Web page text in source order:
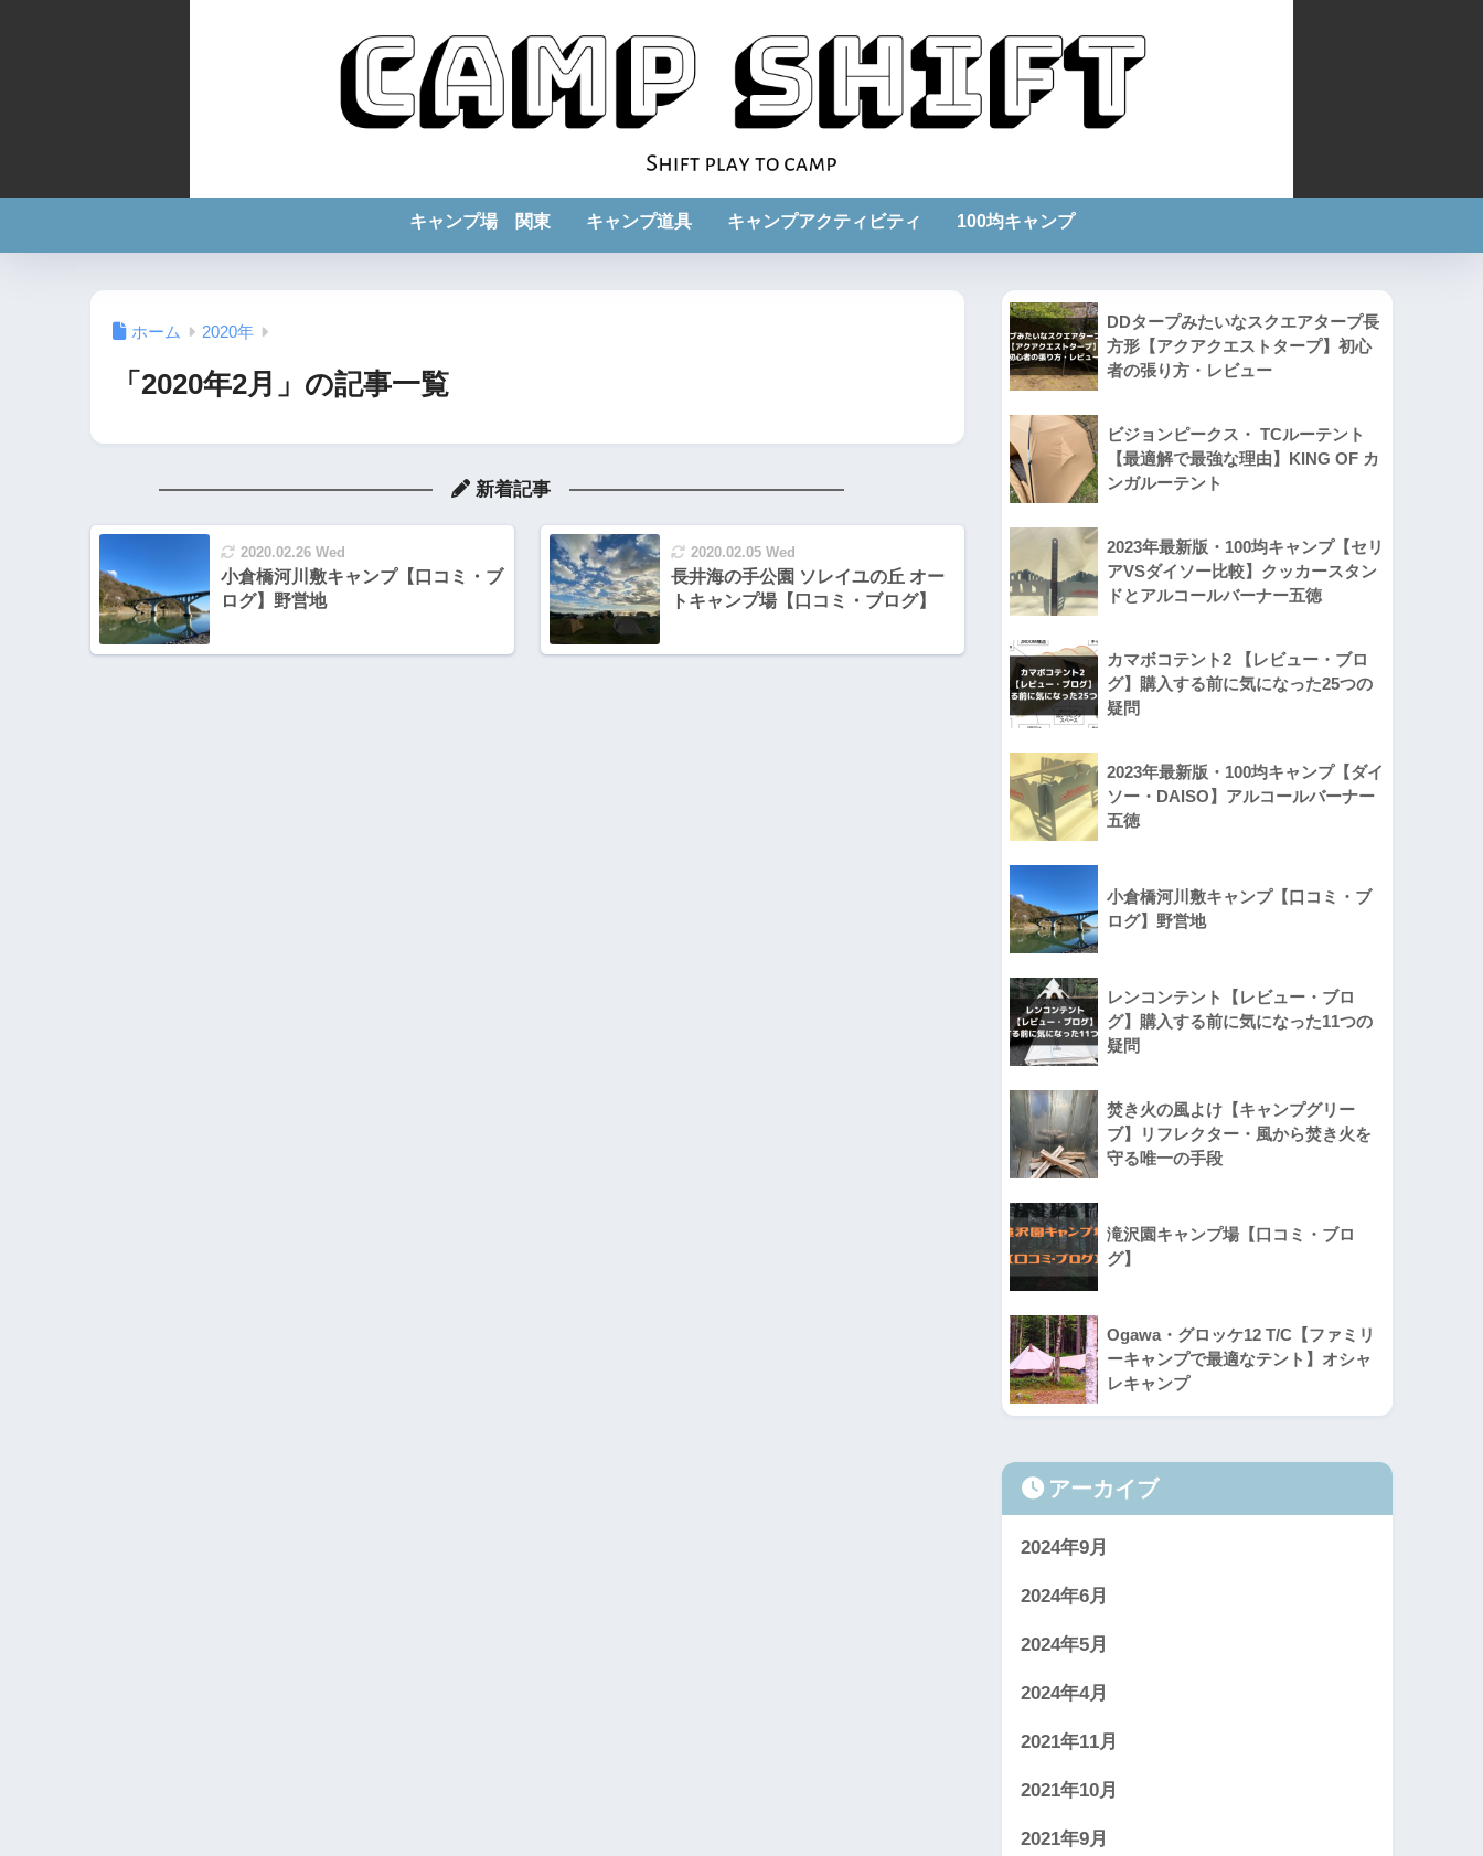
キャンプ場 関東 キャンプ道具 キャンプアクティビティ 100均キャンプ
ホーム 2020年
「2020年2月」の記事一覧
新着記事
2020.02.26 Wed
小倉橋河川敷キャンプ【口コミ・ブ
ログ】野営地
2020.02.05 Wed
長井海の手公園 ソレイユの丘 オー
トキャンプ場【口コミ・ブログ】
DDタープみたいなスクエアタープ長
方形【アクアクエストタープ】初心
者の張り方・レビュー
ビジョンピークス・ TCルーテント
【最適解で最強な理由】KING OF カ
ンガルーテント
2023年最新版・100均キャンプ【セリ
アVSダイソー比較】クッカースタン
ドとアルコールバーナー五徳
カマボコテント2 【レビュー・ブロ
グ】購入する前に気になった25つの
疑問
2023年最新版・100均キャンプ【ダイ
ソー・DAISO】アルコールバーナー
五徳
小倉橋河川敷キャンプ【口コミ・ブ
ログ】野営地
レンコンテント【レビュー・ブロ
グ】購入する前に気になった11つの
疑問
焚き火の風よけ【キャンプグリー
ブ】リフレクター・風から焚き火を
守る唯一の手段
滝沢園キャンプ場【口コミ・ブロ
グ】
Ogawa・グロッケ12 T/C【ファミリ
ーキャンプで最適なテント】オシャ
レキャンプ
アーカイブ
2024年9月
2024年6月
2024年5月
2024年4月
2021年11月
2021年10月
2021年9月